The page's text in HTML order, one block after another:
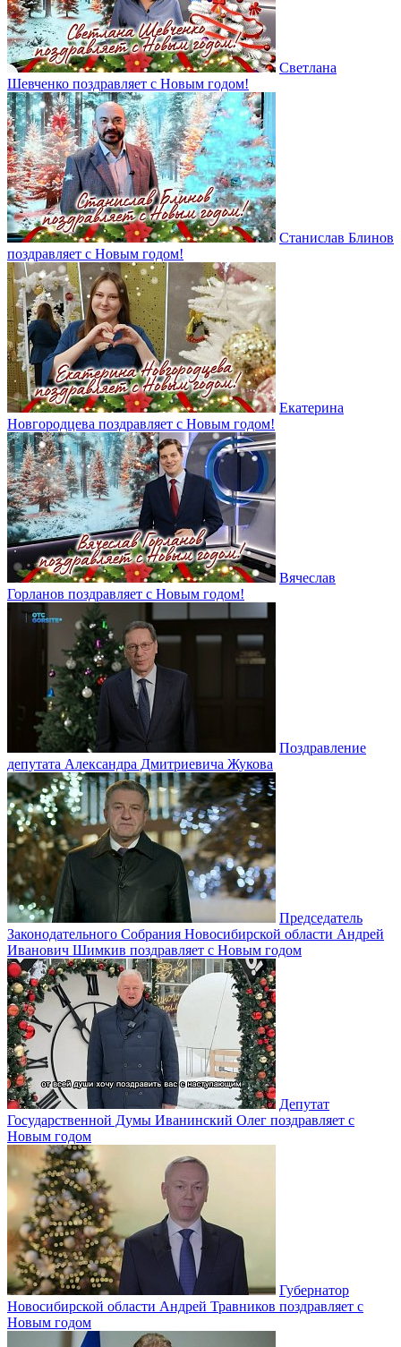
Светлана
Шевченко поздравляет с Новым годом!
Станислав Блинов
поздравляет с Новым годом!
Екатерина
Новгородцева поздравляет с Новым годом!
Вячеслав
Горланов поздравляет с Новым годом!
Поздравление
депутата Александра Дмитриевича Жукова
Председатель
Законодательного Собрания Новосибирской области Андрей
Иванович Шимкив поздравляет с Новым годом
Депутат
Государственной Думы Иванинский Олег поздравляет с
Новым годом
Губернатор
Новосибирской области Андрей Травников поздравляет с
Новым годом